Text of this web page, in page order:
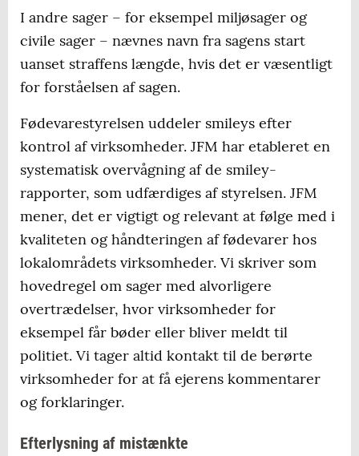
I andre sager – for eksempel miljøsager og
civile sager – nævnes navn fra sagens start
uanset straffens længde, hvis det er væsentligt
for forståelsen af sagen.
Fødevarestyrelsen uddeler smileys efter
kontrol af virksomheder. JFM har etableret en
systematisk overvågning af de smiley-
rapporter, som udfærdiges af styrelsen. JFM
mener, det er vigtigt og relevant at følge med i
kvaliteten og håndteringen af fødevarer hos
lokalområdets virksomheder. Vi skriver som
hovedregel om sager med alvorligere
overtrædelser, hvor virksomheder for
eksempel får bøder eller bliver meldt til
politiet. Vi tager altid kontakt til de berørte
virksomheder for at få ejerens kommentarer
og forklaringer.
Efterlysning af mistænkte